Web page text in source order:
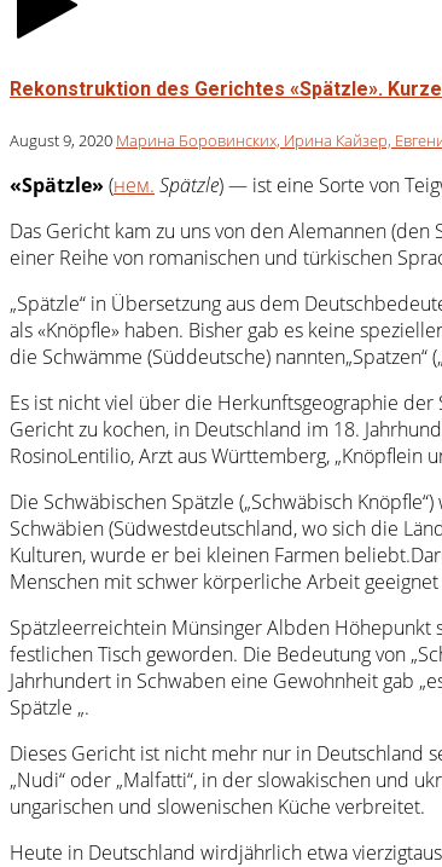
Rekonstruktion des Gerichtes «Spätzle».
August 9, 2020 Марина Боровинских, Ирина Кайзер,
«Spätzle» (нем. Spätzle) — ist eine Sorte von
Das Gericht kam zu uns von den Alemannen
einer Reihe von romanischen und türkischen
„Spätzle“ in Übersetzung aus dem
als «Knöpfle» haben. Bisher gab es keine
die Schwämme (Süddeutsche) nannten„Spatzen“
Es ist nicht viel über die Herkunftsgeographie
Gericht zu kochen, in Deutschland im 18.
RosinoLentilio, Arzt aus Württemberg, „Knöpflein
Die Schwäbischen Spätzle („Schwäbisch
Schwäbien (Südwestdeutschland, wo sich die
Kulturen, wurde er bei kleinen Farmen
Menschen mit schwer körperliche Arbeit
Spätzleerreichtein Münsinger Albden Höhepunkt
festlichen Tisch geworden. Die Bedeutung von
Jahrhundert in Schwaben eine Gewohnheit gab
Spätzle „.
Dieses Gericht ist nicht mehr nur in Deutschland
„Nudi“ oder „Malfatti“, in der slowakischen und
ungarischen und slowenischen Küche verbreitet.
Heute in Deutschland wirdjährlich etwa